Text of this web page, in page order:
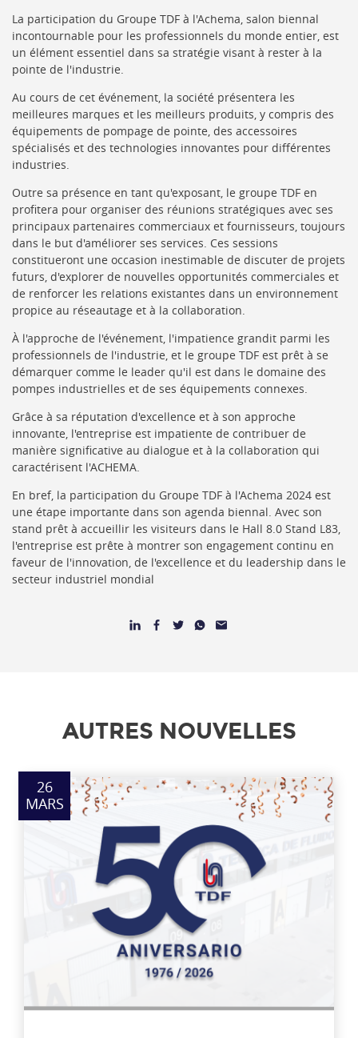
La participation du Groupe TDF à l'Achema, salon biennal
incontournable pour les professionnels du monde entier, est
un élément essentiel dans sa stratégie visant à rester à la
pointe de l'industrie.
Au cours de cet événement, la société présentera les
meilleures marques et les meilleurs produits, y compris des
équipements de pompage de pointe, des accessoires
spécialisés et des technologies innovantes pour différentes
industries.
Outre sa présence en tant qu'exposant, le groupe TDF en
profitera pour organiser des réunions stratégiques avec ses
principaux partenaires commerciaux et fournisseurs, toujours
dans le but d'améliorer ses services. Ces sessions
constitueront une occasion inestimable de discuter de projets
futurs, d'explorer de nouvelles opportunités commerciales et
de renforcer les relations existantes dans un environnement
propice au réseautage et à la collaboration.
À l'approche de l'événement, l'impatience grandit parmi les
professionnels de l'industrie, et le groupe TDF est prêt à se
démarquer comme le leader qu'il est dans le domaine des
pompes industrielles et de ses équipements connexes.
Grâce à sa réputation d'excellence et à son approche
innovante, l'entreprise est impatiente de contribuer de
manière significative au dialogue et à la collaboration qui
caractérisent l'ACHEMA.
En bref, la participation du Groupe TDF à l'Achema 2024 est
une étape importante dans son agenda biennal. Avec son
stand prêt à accueillir les visiteurs dans le Hall 8.0 Stand L83,
l'entreprise est prête à montrer son engagement continu en
faveur de l'innovation, de l'excellence et du leadership dans le
secteur industriel mondial
AUTRES NOUVELLES
26
MARS